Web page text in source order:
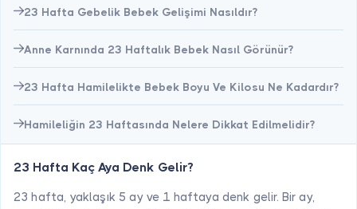
23 Hafta Gebelik Bebek Gelişimi Nasıldır?
Anne Karnında 23 Haftalık Bebek Nasıl Görünür?
23 Hafta Hamilelikte Bebek Boyu Ve Kilosu Ne Kadardır?
Hamileliğin 23 Haftasında Nelere Dikkat Edilmelidir?
23 Hafta Kaç Aya Denk Gelir?
23 hafta, yaklaşık 5 ay ve 1 haftaya denk gelir. Bir ay,